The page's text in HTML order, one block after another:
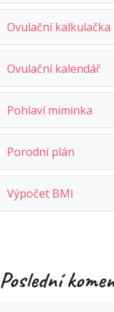
Ovulační kalkulačka
Ovulační kalendář
Pohlaví miminka
Porodní plán
Výpočet BMI
Poslední